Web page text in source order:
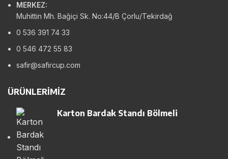
MERKEZ:
Muhittin Mh. Bağiçi Sk. No:44/B Çorlu/Tekirdağ
0 536 391 74 33
0 546 472 55 83
safir@safircup.com
ÜRÜNLERIMIZ
Karton Bardak Standı Bölmeli